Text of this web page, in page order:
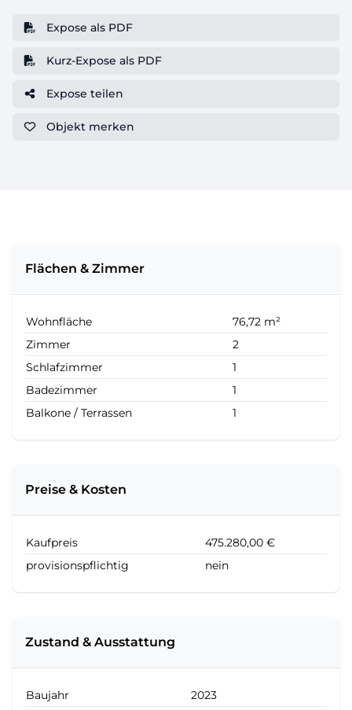
Expose als PDF
Kurz-Expose als PDF
Expose teilen
Objekt merken
Flächen & Zimmer
Wohnfläche
76,72 m²
Zimmer
2
Schlafzimmer
1
Badezimmer
1
Balkone / Terrassen
1
Preise & Kosten
Kaufpreis
475.280,00 €
provisionspflichtig
nein
Zustand & Ausstattung
Baujahr
2023